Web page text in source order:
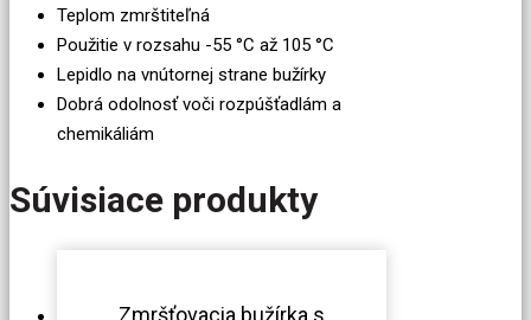
Teplom zmrštiteľná
Použitie v rozsahu -55 °C až 105 °C
Lepidlo na vnútornej strane bužírky
Dobrá odolnosť voči rozpúšťadlám a
chemikáliám
Súvisiace produkty
Zmršťovacia bužírka s